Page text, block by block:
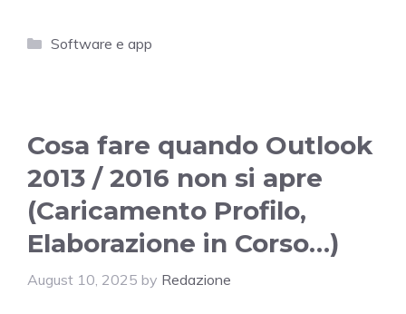
Categories
Software e app
Cosa fare quando Outlook
2013 / 2016 non si apre
(Caricamento Profilo,
Elaborazione in Corso…)
August 10, 2025 by Redazione